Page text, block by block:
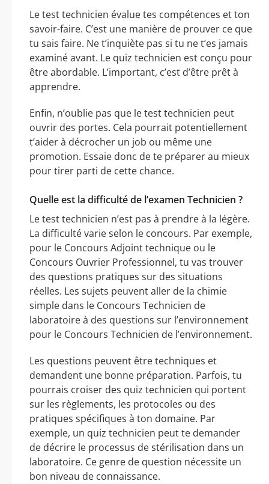
Le test technicien évalue tes compétences et ton
savoir-faire. C’est une manière de prouver ce que
tu sais faire. Ne t’inquiète pas si tu ne t’es jamais
examiné avant. Le quiz technicien est conçu pour
être abordable. L’important, c’est d’être prêt à
apprendre.
Enfin, n’oublie pas que le test technicien peut
ouvrir des portes. Cela pourrait potentiellement
t’aider à décrocher un job ou même une
promotion. Essaie donc de te préparer au mieux
pour tirer parti de cette chance.
Quelle est la difficulté de l’examen Technicien ?
Le test technicien n’est pas à prendre à la légère.
La difficulté varie selon le concours. Par exemple,
pour le Concours Adjoint technique ou le
Concours Ouvrier Professionnel, tu vas trouver
des questions pratiques sur des situations
réelles. Les sujets peuvent aller de la chimie
simple dans le Concours Technicien de
laboratoire à des questions sur l’environnement
pour le Concours Technicien de l’environnement.
Les questions peuvent être techniques et
demandent une bonne préparation. Parfois, tu
pourrais croiser des quiz technicien qui portent
sur les règlements, les protocoles ou des
pratiques spécifiques à ton domaine. Par
exemple, un quiz technicien peut te demander
de décrire le processus de stérilisation dans un
laboratoire. Ce genre de question nécessite un
bon niveau de connaissance.